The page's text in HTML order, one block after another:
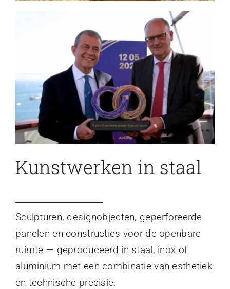
Kunstwerken in staal
Sculpturen, designobjecten, geperforeerde
panelen en constructies voor de openbare
ruimte — geproduceerd in staal, inox of
aluminium met een combinatie van esthetiek
en technische precisie.